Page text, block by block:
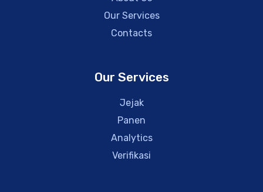
Our Services
Contacts
Our Services
Jejak
Panen
Analytics
Verifikasi